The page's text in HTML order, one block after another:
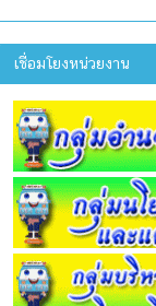
เชื่อมโยงหน่วยงาน